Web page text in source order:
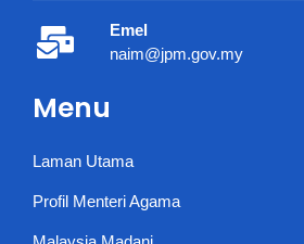
Emel
naim@jpm.gov.my
Menu
Laman Utama
Profil Menteri Agama